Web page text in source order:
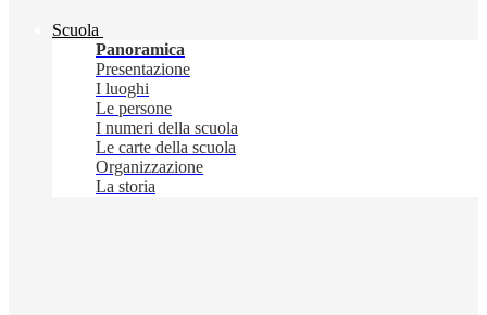
Scuola
Panoramica
Presentazione
I luoghi
Le persone
I numeri della scuola
Le carte della scuola
Organizzazione
La storia